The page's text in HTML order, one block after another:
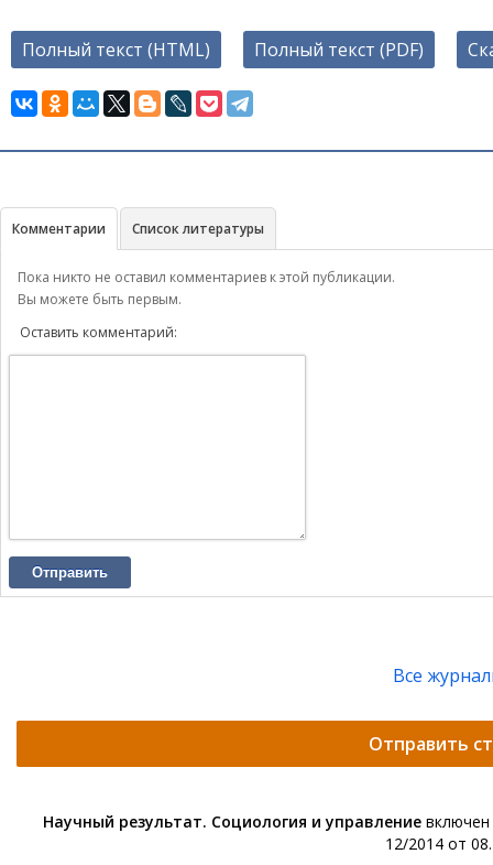
Полный текст (HTML) Полный текст (PDF)
Комментарии Список литературы
Пока никто не оставил комментариев к этой публикации.
Вы можете быть первым.
Оставить комментарий:
Отправить
Все
Отправить
Научный результат. Социология и управление
12/2014 от